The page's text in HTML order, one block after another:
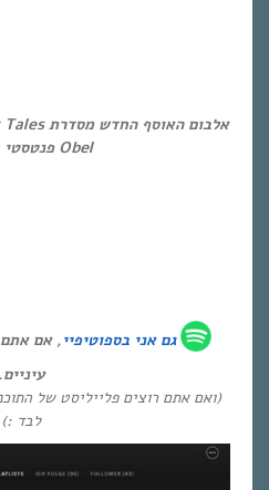
Obel פנטסטי בהחלט.
גם אני בספוטיפיי, אם אתם
עיניים.
(ואם אתם רוצים פלייליסט של
לבד :)